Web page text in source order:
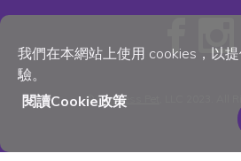
我們在本網站上使用 cookies，以
驗。
閱讀Cookie政策
©Wellness Pet , LLC 2023. All